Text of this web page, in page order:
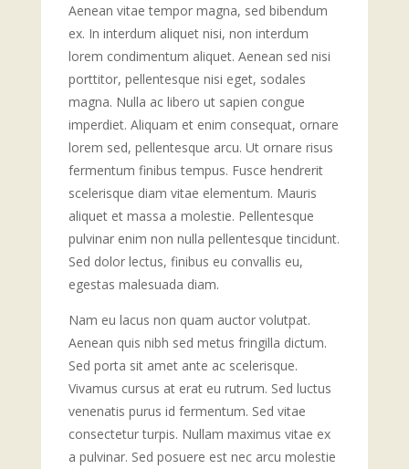
Aenean vitae tempor magna, sed bibendum
ex. In interdum aliquet nisi, non interdum
lorem condimentum aliquet. Aenean sed nisi
porttitor, pellentesque nisi eget, sodales
magna. Nulla ac libero ut sapien congue
imperdiet. Aliquam et enim consequat, ornare
lorem sed, pellentesque arcu. Ut ornare risus
fermentum finibus tempus. Fusce hendrerit
scelerisque diam vitae elementum. Mauris
aliquet et massa a molestie. Pellentesque
pulvinar enim non nulla pellentesque tincidunt.
Sed dolor lectus, finibus eu convallis eu,
egestas malesuada diam.
Nam eu lacus non quam auctor volutpat.
Aenean quis nibh sed metus fringilla dictum.
Sed porta sit amet ante ac scelerisque.
Vivamus cursus at erat eu rutrum. Sed luctus
venenatis purus id fermentum. Sed vitae
consectetur turpis. Nullam maximus vitae ex
a pulvinar. Sed posuere est nec arcu molestie